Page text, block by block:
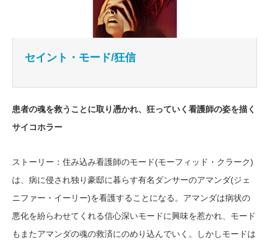
セイント・モード/狂信
患者の魂を救うことに取り憑かれ、狂っていく看護師の姿を描く
サイコホラー
ストーリー：住み込み看護師のモード(モーフィッド・クラーク)
は、病に侵され独り豪邸に暮らす有名ダンサーのアマンダ(ジェ
ニファー・イーリー)を看護することになる。アマンダは病状の
悪化を紛らわせてくれる信心深いモードに興味を惹かれ、モード
もまたアマンダの魂の救済にのめり込んでいく。しかしモードは